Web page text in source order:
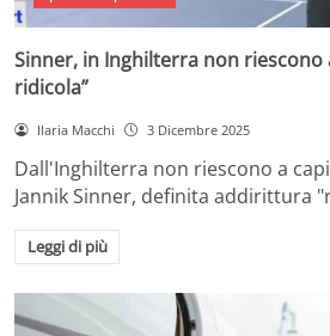
Sinner, in Inghilterra non riescono
ridicola”
Ilaria Macchi 3 Dicembre 2025
Dall'Inghilterra non riescono a
Jannik Sinner, definita addirittura
Leggi di più